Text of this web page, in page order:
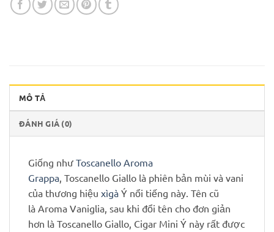
MÔ TẢ
ĐÁNH GIÁ (0)
Giống như Toscanello Aroma
Grappa, Toscanello Giallo là phiên bản mùi và vani
của thương hiệu xìgà Ý nổi tiếng này. Tên cũ
là Aroma Vaniglia, sau khi đổi tên cho đơn giản
hơn là Toscanello Giallo, Cigar Mini Ý này rất được